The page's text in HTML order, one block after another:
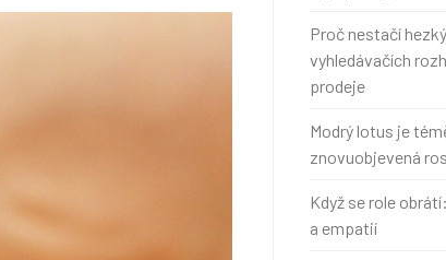
Proč nestačí
vyhledávačích
prodeje
Modrý lotus je
znovuobjevená
Když se role
a empatií